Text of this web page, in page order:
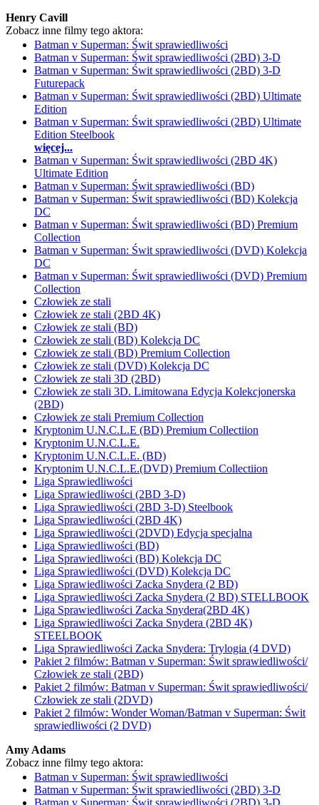
Henry Cavill
Zobacz inne filmy tego aktora:
Batman v Superman: Świt sprawiedliwości
Batman v Superman: Świt sprawiedliwości (2BD) 3-D
Batman v Superman: Świt sprawiedliwości (2BD) 3-D
Futurepack
Batman v Superman: Świt sprawiedliwości (2BD) Ultimate
Edition
Batman v Superman: Świt sprawiedliwości (2BD) Ultimate
Edition Steelbook
więcej...
Batman v Superman: Świt sprawiedliwości (2BD 4K)
Ultimate Edition
Batman v Superman: Świt sprawiedliwości (BD)
Batman v Superman: Świt sprawiedliwości (BD) Kolekcja
DC
Batman v Superman: Świt sprawiedliwości (BD) Premium
Collection
Batman v Superman: Świt sprawiedliwości (DVD) Kolekcja
DC
Batman v Superman: Świt sprawiedliwości (DVD) Premium
Collection
Człowiek ze stali
Człowiek ze stali (2BD 4K)
Człowiek ze stali (BD)
Człowiek ze stali (BD) Kolekcja DC
Człowiek ze stali (BD) Premium Collection
Człowiek ze stali (DVD) Kolekcja DC
Człowiek ze stali 3D (2BD)
Człowiek ze stali 3D. Limitowana Edycja Kolekcjonerska
(2BD)
Człowiek ze stali Premium Collection
Kryptonim U.N.C.L.E (BD) Premium Collectiion
Kryptonim U.N.C.L.E.
Kryptonim U.N.C.L.E. (BD)
Kryptonim U.N.C.L.E.(DVD) Premium Collectiion
Liga Sprawiedliwości
Liga Sprawiedliwości (2BD 3-D)
Liga Sprawiedliwości (2BD 3-D) Steelbook
Liga Sprawiedliwości (2BD 4K)
Liga Sprawiedliwości (2DVD) Edycja specjalna
Liga Sprawiedliwości (BD)
Liga Sprawiedliwości (BD) Kolekcja DC
Liga Sprawiedliwości (DVD) Kolekcja DC
Liga Sprawiedliwości Zacka Snydera (2 BD)
Liga Sprawiedliwości Zacka Snydera (2 BD) STELLBOOK
Liga Sprawiedliwości Zacka Snydera(2BD 4K)
Liga Sprawiedliwości Zacka Snydera (2BD 4K)
STEELBOOK
Liga Sprawiedliwości Zacka Snydera: Trylogia (4 DVD)
Pakiet 2 filmów: Batman v Superman: Świt sprawiedliwości/
Człowiek ze stali (2BD)
Pakiet 2 filmów: Batman v Superman: Świt sprawiedliwości/
Człowiek ze stali (2DVD)
Pakiet 2 filmów: Wonder Woman/Batman v Superman: Świt
sprawiedliwości (2 DVD)
Amy Adams
Zobacz inne filmy tego aktora:
Batman v Superman: Świt sprawiedliwości
Batman v Superman: Świt sprawiedliwości (2BD) 3-D
Batman v Superman: Świt sprawiedliwości (2BD) 3-D